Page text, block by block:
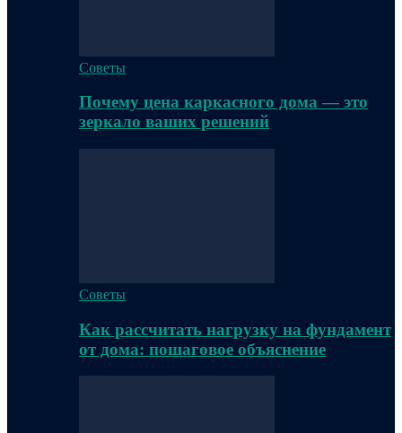
Советы
Почему цена каркасного дома — это
зеркало ваших решений
Советы
Как рассчитать нагрузку на фундамент
от дома: пошаговое объяснение